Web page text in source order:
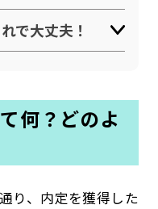
で大丈夫！
何？どのよ
り、内定を獲得した